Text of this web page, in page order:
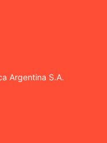
Argentina S.A.